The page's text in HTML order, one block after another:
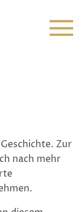
Zur
nach mehr